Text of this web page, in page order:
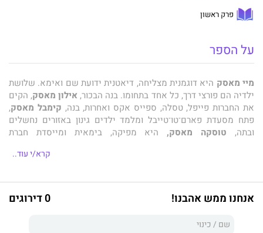
פרק ראשון
על הספר
מיי מאסק היא דוגמנית מצליחה, דיאטנית ידועת שם ואימא. שלושת
ילדיה הם פורצי דרך, כל אחד בתחומו. בנה הבכור,אילון מאסק, הקים
את החברות פייפל, טסלה, ספייס אקס ואחרות, בנה, קימבל מאסק,
פתח מסעדת פארם־טו־טייבל ומלמד ילדים גינון באזורים נחשלים
ובתה, טוסקה מאסק, היא מפיקה, בימאית ומייסדת חברת
בעשור השמיני לחייה, מיי עסוקה יותר מתמיד. היא מככבת על שערי
מגזיני יופי הכי נחשבים בעולם וצועדת על מסלולי התצוגות
תמיד הייתה חלקה. מיי פורשת בספר זה את סיפור חייה המדהים,
קרא/י עוד..
אנחנו ממש אהבנו! 0 דירוגים